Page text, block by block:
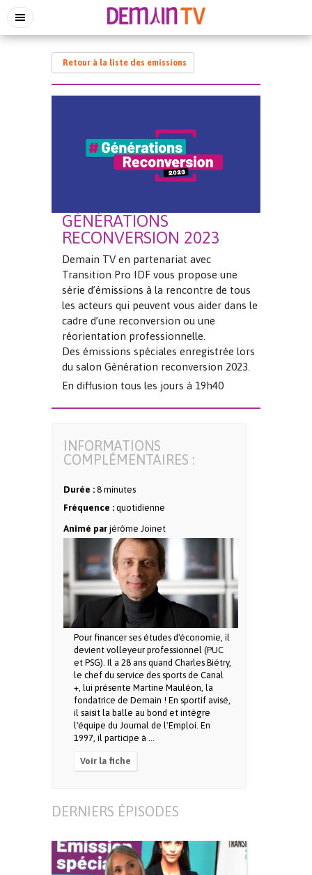
Retour à la liste des emissions
GÉNÉRATIONS
RECONVERSION 2023
Demain TV en partenariat avec
Transition Pro IDF vous propose une
série d’émissions à la rencontre de tous
les acteurs qui peuvent vous aider dans le
cadre d’une reconversion ou une
réorientation professionnelle.
Des émissions spéciales enregistrée lors
du salon Génération reconversion 2023.
En diffusion tous les jours à 19h40
INFORMATIONS
COMPLÉMENTAIRES :
Durée : 8 minutes
Fréquence : quotidienne
Animé par jérôme Joinet
Pour financer ses études d'économie, il
devient volleyeur professionnel (PUC
et PSG). Il a 28 ans quand Charles Biétry,
le chef du service des sports de Canal
+, lui présente Martine Mauléon, la
fondatrice de Demain ! En sportif avisé,
il saisit la balle au bond et intègre
l'équipe du Journal de l'Emploi. En
1997, il participe à ...
Voir la fiche
DERNIERS ÉPISODES